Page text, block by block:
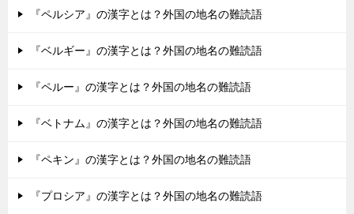
『ペルシア』の漢字とは？外国の地名の難読語
『ベルギー』の漢字とは？外国の地名の難読語
『ペルー』の漢字とは？外国の地名の難読語
『ベトナム』の漢字とは？外国の地名の難読語
『ペキン』の漢字とは？外国の地名の難読語
『プロシア』の漢字とは？外国の地名の難読語